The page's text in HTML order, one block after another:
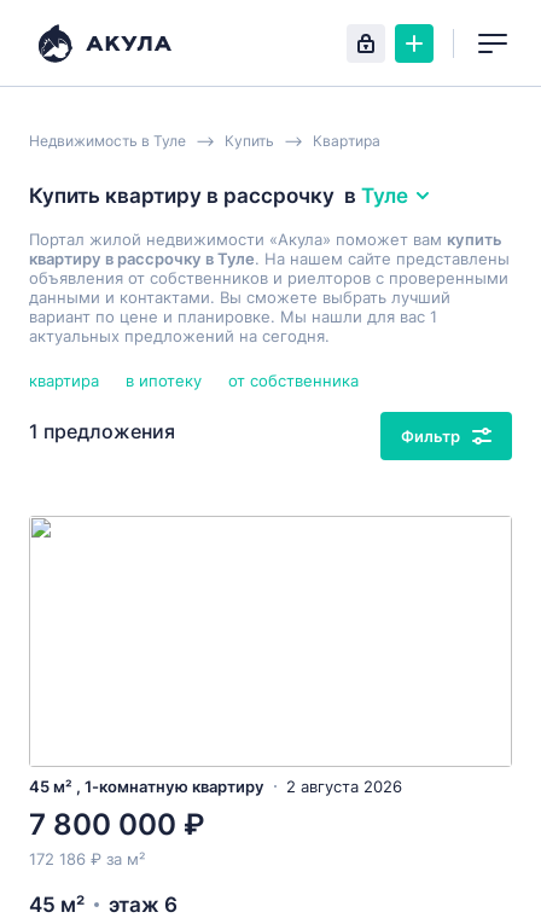
Недвижимость в Туле Купить Квартира
Купить квартиру в рассрочку в Туле
Портал жилой недвижимости «Акула» поможет вам купить
квартиру в рассрочку в Туле. На нашем сайте представлены
объявления от собственников и риелторов с проверенными
данными и контактами. Вы сможете выбрать лучший
вариант по цене и планировке. Мы нашли для вас 1
актуальных предложений на сегодня.
квартира в ипотеку от собственника
1 предложения Фильтр
45 м² , 1-комнатную квартиру 2 августа 2026
7 800 000 ₽
172 186 ₽ за м²
45 м² этаж 6